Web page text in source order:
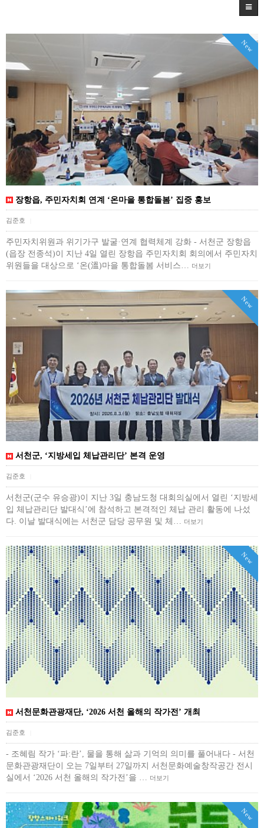
New
장항읍, 주민자치회 연계 ‘온마을 통합돌봄’ 집중 홍보
김준호
주민자치위원과 위기가구 발굴·연계 협력체계 강화 - 서천군 장항읍
(읍장 전종석)이 지난 4일 열린 장항읍 주민자치회 회의에서 주민자치
위원들을 대상으로 ‘온(溫)마을 통합돌봄 서비스…
더보기
New
서천군, ‘지방세입 체납관리단’ 본격 운영
김준호
서천군(군수 유승광)이 지난 3일 충남도청 대회의실에서 열린 ‘지방세
입 체납관리단 발대식’에 참석하고 본격적인 체납 관리 활동에 나섰
다. 이날 발대식에는 서천군 담당 공무원 및 체… 더보기
New
서천문화관광재단, ‘2026 서천 올해의 작가전’ 개최
김준호
- 조혜림 작가 ‘파:란’, 물을 통해 삶과 기억의 의미를 풀어내다 - 서천
문화관광재단이 오는 7일부터 27일까지 서천문화예술창작공간 전시
실에서 ‘2026 서천 올해의 작가전’을 … 더보기
New